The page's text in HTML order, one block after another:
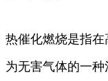
热催化燃烧是指
为无害气体的一